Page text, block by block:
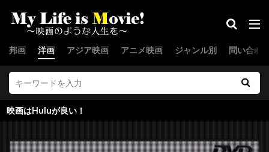
邦画 洋画 アジア映画 アニメ映画 ジャンル別 問い合わ
ジョゼフ・マゼロ
ジョディ・ウィッテカー
ジョディ・リン・オキーフ
ジョナサン・D・クレイン
ジョナサン・ゴードン
ジョナサン・セガール
ジョナサン・テリー
ジョナサン・デイトン
ジョナサン・デミ
ジョナサン・ノーラン
良い！